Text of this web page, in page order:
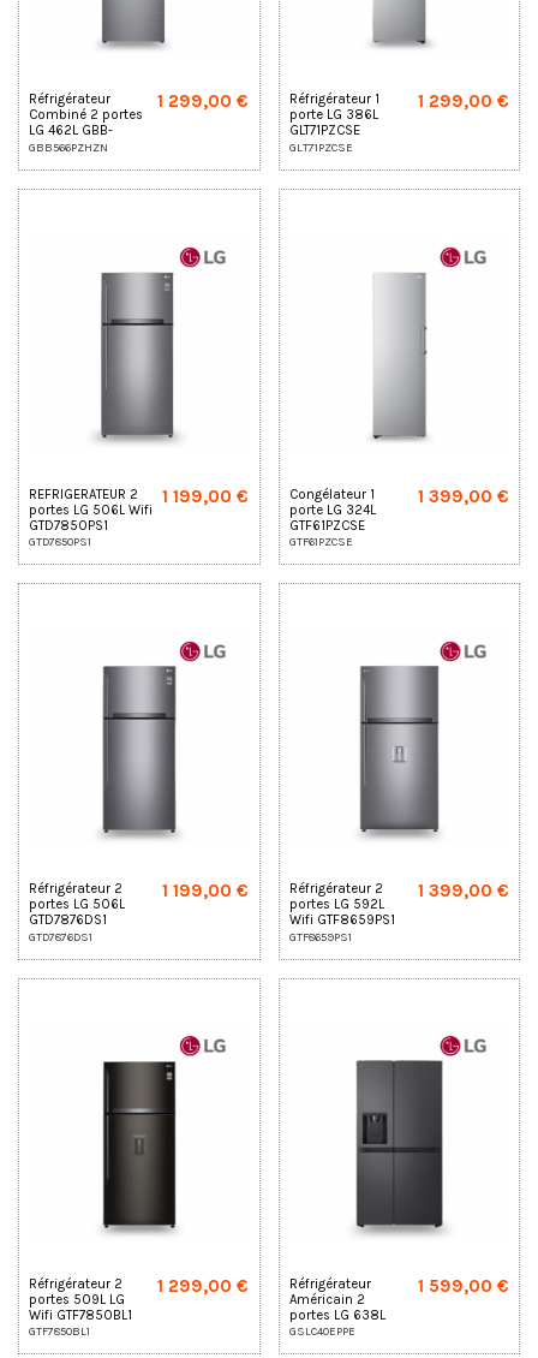
Réfrigérateur
Combiné 2 portes
LG 462L GBB-
566PZHZN
GBB566PZHZN
1 299,00 €
Réfrigérateur 1
porte LG 386L
GLT71PZCSE
GLT71PZCSE
1 299,00 €
REFRIGERATEUR 2
portes LG 506L Wifi
GTD7850PS1
GTD7850PS1
1 199,00 €
Congélateur 1
porte LG 324L
GTF61PZCSE
GTF61PZCSE
1 399,00 €
Réfrigérateur 2
portes LG 506L
GTD7876DS1
GTD7876DS1
1 199,00 €
Réfrigérateur 2
portes LG 592L
Wifi GTF8659PS1
GTF8659PS1
1 399,00 €
Réfrigérateur 2
portes 509L LG
Wifi GTF7850BL1
GTF7850BL1
1 299,00 €
Réfrigérateur
Américain 2
portes LG 638L
GSLC40EPPE LG
GSLC40EPPE
1 599,00 €